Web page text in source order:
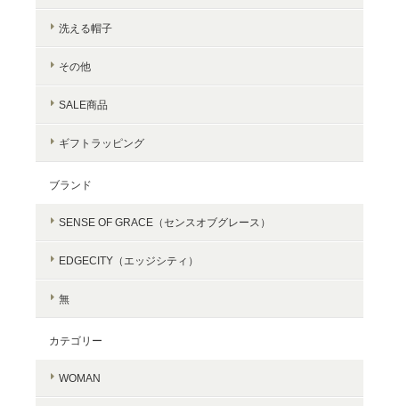
洗える帽子
その他
SALE商品
ギフトラッピング
ブランド
SENSE OF GRACE（センスオブグレース）
EDGECITY（エッジシティ）
無
カテゴリー
WOMAN